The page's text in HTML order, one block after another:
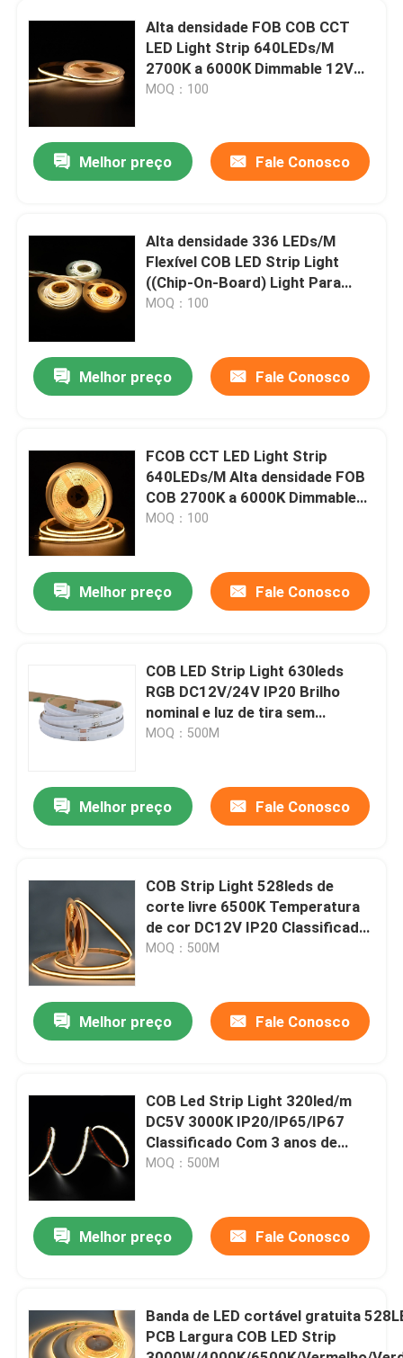
Produtos
Vídeos
Sobre nós
Controle da qualidade
Notícia
Peça umas citações
o CRI alto conduziu a tira
A ESPIGA conduziu a tira
Única tira do diodo emissor de luz da cor
Tira branca ajustável do diodo emissor de luz
perfil conduzido da tira
Barra do diodo emissor de luz do luminoso
Alta densidade FOB COB CCT
LED Light Strip 640LEDs/M
2700K a 6000K Dimmable 12V
24V
MOQ：100
Melhor preço Fale Conosco
Alta densidade 336 LEDs/M
Flexível COB LED Strip Light
((Chip-On-Board) Light Para
armários, iluminação de
MOQ：100
Melhor preço Fale Conosco
FCOB CCT LED Light Strip
640LEDs/M Alta densidade FOB
COB 2700K a 6000K Dimmable
12V 24V
MOQ：100
Melhor preço Fale Conosco
COB LED Strip Light 630leds
RGB DC12V/24V IP20 Brilho
nominal e luz de tira sem
manchas para iluminação linear
MOQ：500M
Melhor preço Fale Conosco
COB Strip Light 528leds de
corte livre 6500K Temperatura
de cor DC12V IP20 Classificado
com 3 anos de garantia
MOQ：500M
Melhor preço Fale Conosco
COB Led Strip Light 320led/m
DC5V 3000K IP20/IP65/IP67
Classificado Com 3 anos de
garantia Iluminação uniforme
MOQ：500M
Melhor preço Fale Conosco
Banda de LED cortável gratuita
PCB Largura COB LED Strip